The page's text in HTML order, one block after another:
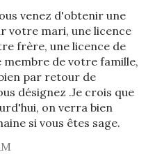
venez d'obtenir une
votre mari, une licence
frère, une licence de
de votre famille,
par retour de
désignez .Je crois que
on verra bien
si vous êtes sage.